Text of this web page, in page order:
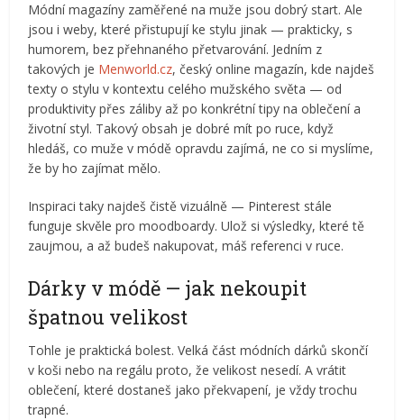
Módní magazíny zaměřené na muže jsou dobrý start. Ale
jsou i weby, které přistupují ke stylu jinak — prakticky, s
humorem, bez přehnaného přetvarování. Jedním z
takových je Menworld.cz, český online magazín, kde najdeš
texty o stylu v kontextu celého mužského světa — od
produktivity přes záliby až po konkrétní tipy na oblečení a
životní styl. Takový obsah je dobré mít po ruce, když
hledáš, co muže v módě opravdu zajímá, ne co si myslíme,
že by ho zajímat mělo.
Inspiraci taky najdeš čistě vizuálně — Pinterest stále
funguje skvěle pro moodboardy. Ulož si výsledky, které tě
zaujmou, a až budeš nakupovat, máš referenci v ruce.
Dárky v módě — jak nekoupit
špatnou velikost
Tohle je praktická bolest. Velká část módních dárků skončí
v koši nebo na regálu proto, že velikost nesedí. A vrátit
oblečení, které dostaneš jako překvapení, je vždy trochu
trapné.